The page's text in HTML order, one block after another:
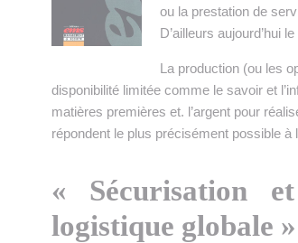
ou la prestation de
D’ailleurs aujourd’hui
La production (ou les
disponibilité limitée comme le savoir et
matières premières et. l’argent pour
répondent le plus précisément possible à
« Sécurisation
logistique globale »